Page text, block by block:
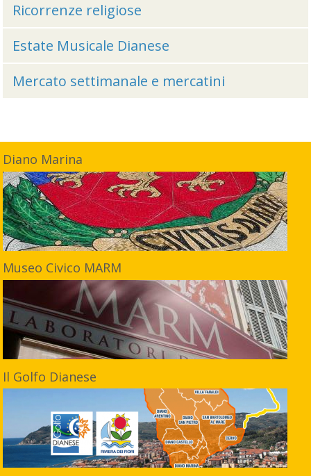
Ricorrenze religiose
Estate Musicale Dianese
Mercato settimanale e mercatini
Diano Marina
Museo Civico MARM
Il Golfo Dianese